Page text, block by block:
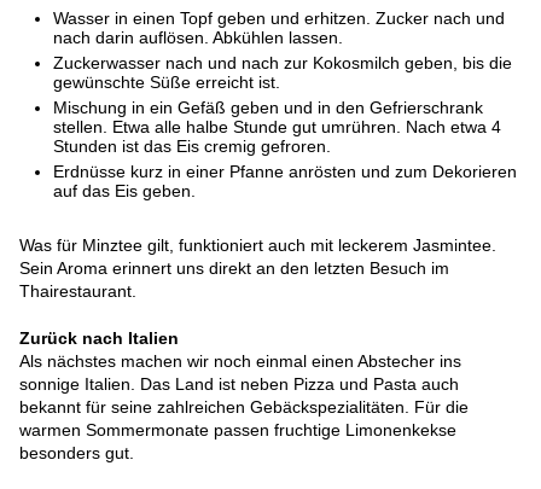
Wasser in einen Topf geben und erhitzen. Zucker nach und
nach darin auflösen. Abkühlen lassen.
Zuckerwasser nach und nach zur Kokosmilch geben, bis die
gewünschte Süße erreicht ist.
Mischung in ein Gefäß geben und in den Gefrierschrank
stellen. Etwa alle halbe Stunde gut umrühren. Nach etwa 4
Stunden ist das Eis cremig gefroren.
Erdnüsse kurz in einer Pfanne anrösten und zum Dekorieren
auf das Eis geben.
Was für Minztee gilt, funktioniert auch mit leckerem Jasmintee.
Sein Aroma erinnert uns direkt an den letzten Besuch im
Thairestaurant.
Zurück nach Italien
Als nächstes machen wir noch einmal einen Abstecher ins
sonnige Italien. Das Land ist neben Pizza und Pasta auch
bekannt für seine zahlreichen Gebäckspezialitäten. Für die
warmen Sommermonate passen fruchtige Limonenkekse
besonders gut.